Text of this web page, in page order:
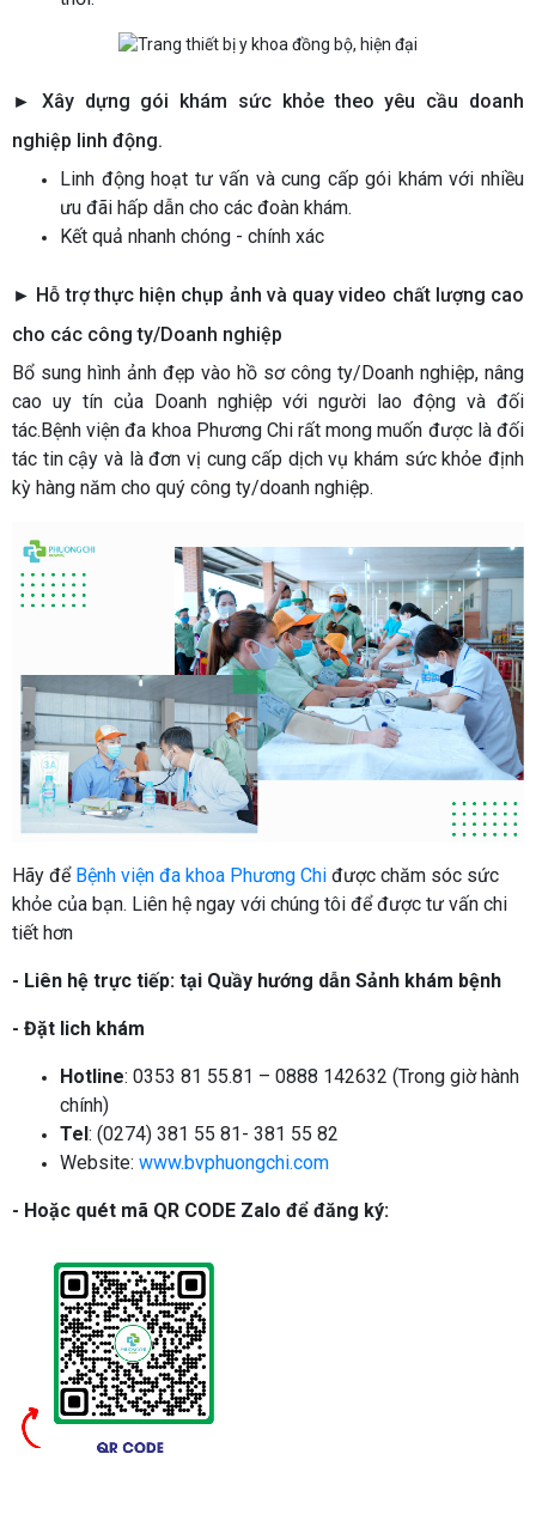
► Xây dựng gói khám sức khỏe theo yêu cầu doanh
nghiệp linh động.
Linh động hoạt tư vấn và cung cấp gói khám với nhiều
ưu đãi hấp dẫn cho các đoàn khám.
Kết quả nhanh chóng - chính xác
► Hỗ trợ thực hiện chụp ảnh và quay video chất lượng cao
cho các công ty/Doanh nghiệp
Bổ sung hình ảnh đẹp vào hồ sơ công ty/Doanh nghiệp, nâng
cao uy tín của Doanh nghiệp với người lao động và đối
tác.Bệnh viện đa khoa Phương Chi rất mong muốn được là đối
tác tin cậy và là đơn vị cung cấp dịch vụ khám sức khỏe định
kỳ hàng năm cho quý công ty/doanh nghiệp.
Hãy để Bệnh viện đa khoa Phương Chi được chăm sóc sức
khỏe của bạn. Liên hệ ngay với chúng tôi để được tư vấn chi
tiết hơn
- Liên hệ trực tiếp: tại Quầy hướng dẫn Sảnh khám bệnh
- Đặt lich khám
Hotline: 0353 81 55.81 – 0888 142632 (Trong giờ hành
chính)
Tel: (0274) 381 55 81- 381 55 82
Website: www.bvphuongchi.com
- Hoặc quét mã QR CODE Zalo để đăng ký: